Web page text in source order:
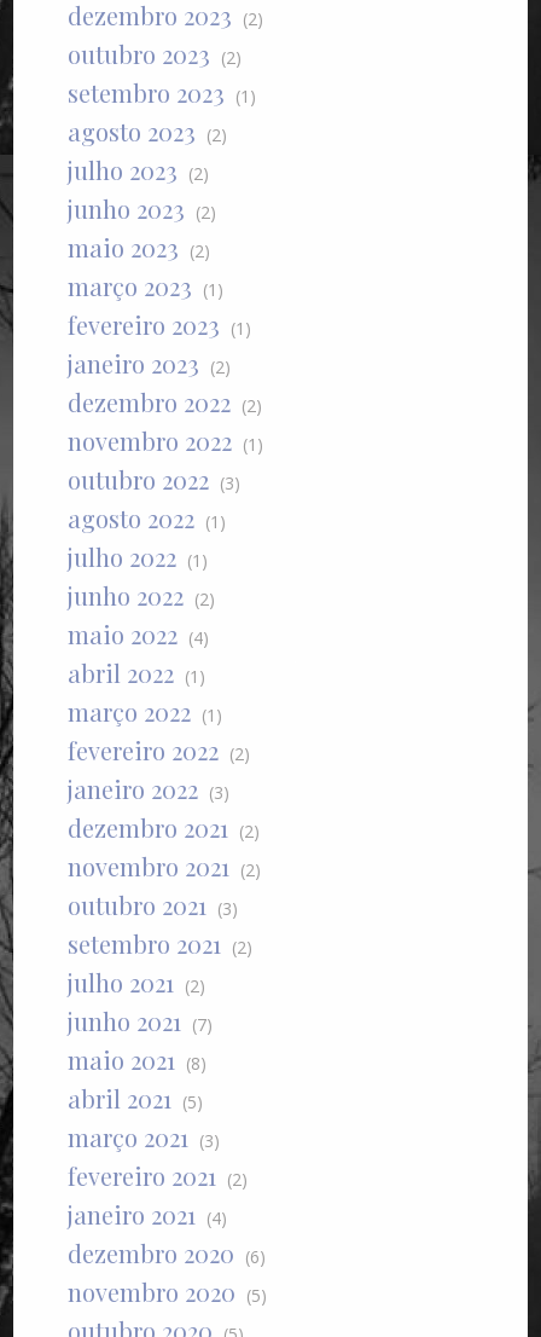
dezembro 2023 (2)
outubro 2023 (2)
setembro 2023 (1)
agosto 2023 (2)
julho 2023 (2)
junho 2023 (2)
maio 2023 (2)
março 2023 (1)
fevereiro 2023 (1)
janeiro 2023 (2)
dezembro 2022 (2)
novembro 2022 (1)
outubro 2022 (3)
agosto 2022 (1)
julho 2022 (1)
junho 2022 (2)
maio 2022 (4)
abril 2022 (1)
março 2022 (1)
fevereiro 2022 (2)
janeiro 2022 (3)
dezembro 2021 (2)
novembro 2021 (2)
outubro 2021 (3)
setembro 2021 (2)
julho 2021 (2)
junho 2021 (7)
maio 2021 (8)
abril 2021 (5)
março 2021 (3)
fevereiro 2021 (2)
janeiro 2021 (4)
dezembro 2020 (6)
novembro 2020 (5)
outubro 2020